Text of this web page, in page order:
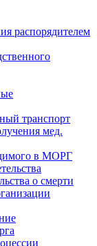
распорядителем
транспорт
мед.
в МОРГ
о смерти